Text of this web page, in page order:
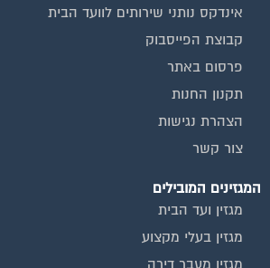
אינדקס נותני שירותים לוועד הבית
קבוצת הפייסבוק
פרסום באתר
תקנון החנות
הצהרת נגישות
צור קשר
המגזינים המובילים
מגזין ועד הבית
מגזין בעלי מקצוע